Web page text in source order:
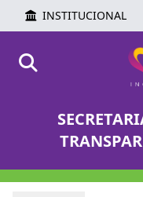
INSTITUCIONAL